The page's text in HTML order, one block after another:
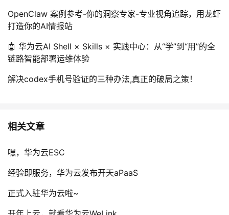
OpenClaw 案例参考-你的洞察专家-专业视角追踪，用龙虾
打造你的AI情报站
🤖 华为云AI Shell × Skills × 实践中心：从“学”到“用”的全
链路智能部署运维体验
解决codex手机号验证的三种办法,真正的破局之策！
相关文章
嘿，华为云ESC
经验即服务，华为云发布开天aPaaS
正式入驻华为云啦~